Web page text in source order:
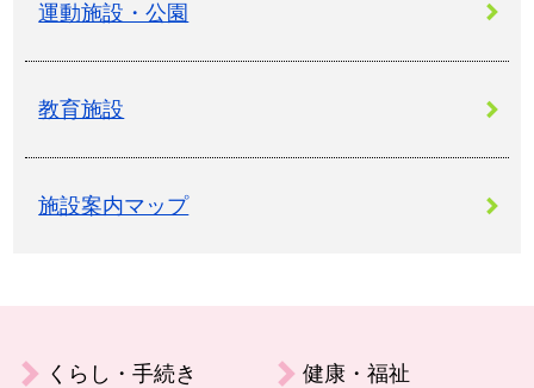
運動施設・公園
教育施設
施設案内マップ
くらし・手続き 健康・福祉